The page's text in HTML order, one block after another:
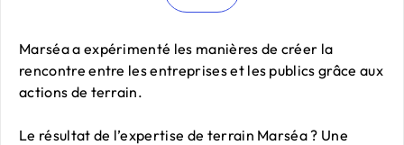
Marséa a expérimenté les manières de créer la
rencontre entre les entreprises et les publics grâce aux
actions de terrain.
Le résultat de l’expertise de terrain Marséa ? Une